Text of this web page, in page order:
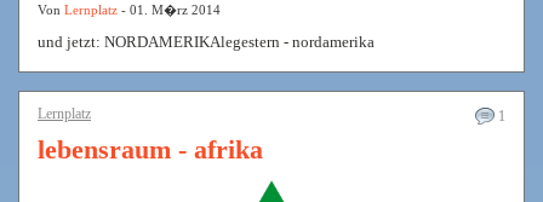
Von Lernplatz - 01. M�rz 2014
und jetzt: NORDAMERIKAlegestern - nordamerika
1
Lernplatz
lebensraum - afrika